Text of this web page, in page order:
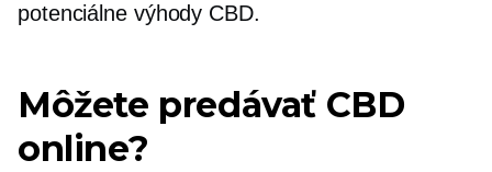
potenciálne výhody CBD.
Môžete predávať CBD
online?